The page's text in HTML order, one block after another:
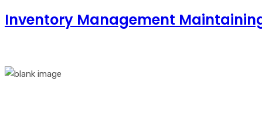
Inventory Management